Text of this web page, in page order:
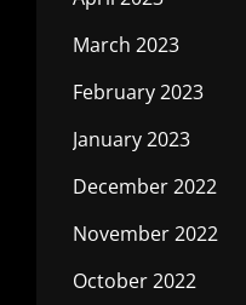
March 2023
February 2023
January 2023
December 2022
November 2022
October 2022